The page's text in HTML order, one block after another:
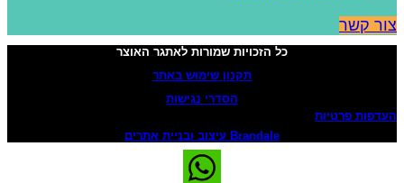
קשר
כל הזכויות שמורות לאתגר האוצר
תקנון שימוש באתר
הסדרי נגישות
פרטיות
Brandale עיצוב ובניית אתרים